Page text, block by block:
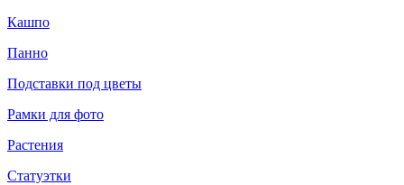
Кашпо
Панно
Подставки под цветы
Рамки для фото
Растения
Статуэтки